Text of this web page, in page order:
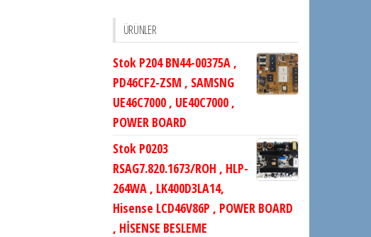
ÜRÜNLER
Stok P204 BN44-00375A ,
PD46CF2-ZSM , SAMSNG
UE46C7000 , UE40C7000 ,
POWER BOARD
Stok P0203
RSAG7.820.1673/ROH , HLP-
264WA , LK400D3LA14,
Hisense LCD46V86P , POWER BOARD
, HİSENSE BESLEME